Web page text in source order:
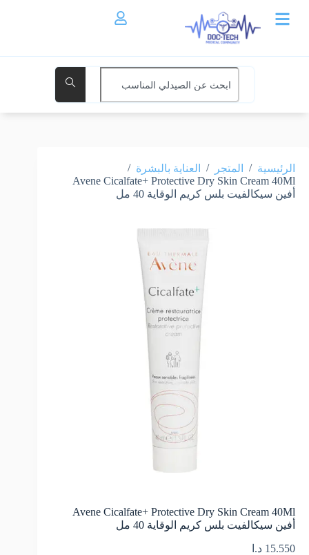
الرئيسية / المتجر / العناية بالبشرة /
Avene Cicalfate+ Protective Dry Skin Cream 40Ml
أفين سيكالفيت بلس كريم الوقاية 40 مل
Avene Cicalfate+ Protective Dry Skin Cream 40Ml
أفين سيكالفيت بلس كريم الوقاية 40 مل
15.550 د.ا